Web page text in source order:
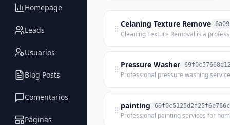
Homepage
Leads
Usuarios
Blog Posts
Comentarios
Páginas
Celaning Texture Remove
Pressure Washer
painting